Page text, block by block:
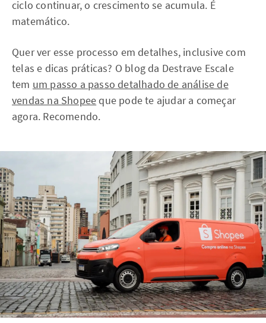
ciclo continuar, o crescimento se acumula. É
matemático.
Quer ver esse processo em detalhes, inclusive com
telas e dicas práticas? O blog da Destrave Escale
tem um passo a passo detalhado de análise de
vendas na Shopeeque pode te ajudar a começar
agora. Recomendo.